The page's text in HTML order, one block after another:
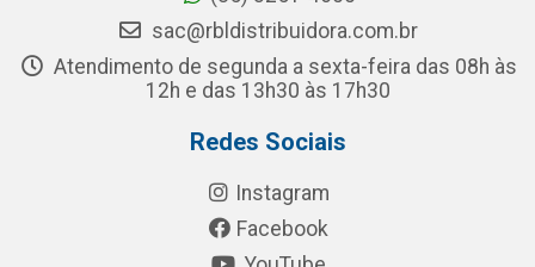
sac@rbldistribuidora.com.br
Atendimento de segunda a sexta-feira das 08h às
12h e das 13h30 às 17h30
Redes Sociais
Instagram
Facebook